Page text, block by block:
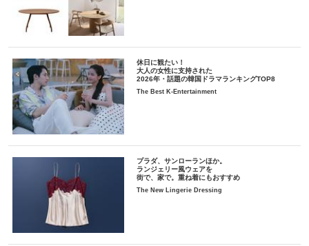
休日に観たい！
大人の女性に支持された
2026年・話題の韓国ドラマランキングTOP8
The Best K-Entertainment
プラダ、サンローランほか。
ランジェリー風ウェアを
街で、家で。重ね着にもおすすめ
The New Lingerie Dressing